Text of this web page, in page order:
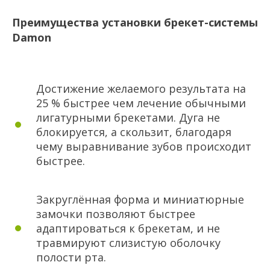
Преимущества установки брекет-системы
Damon
Достижение желаемого результата на
25 % быстрее чем лечение обычными
лигатурными брекетами. Дуга не
блокируется, а скользит, благодаря
чему выравнивание зубов происходит
быстрее.
Закруглённая форма и миниатюрные
замочки позволяют быстрее
адаптироваться к брекетам, и не
травмируют слизистую оболочку
полости рта.